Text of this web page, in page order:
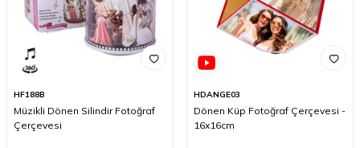
HF188B
Müzikli Dönen Silindir Fotoğraf
Çerçevesi
HDANGE03
Dönen Küp Fotoğraf Çerçevesi -
16x16cm